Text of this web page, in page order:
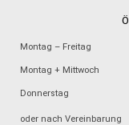
Montag – Freitag
Montag + Mittwoch
Donnerstag
oder nach Vereinbarung